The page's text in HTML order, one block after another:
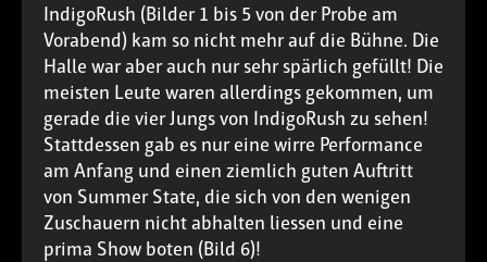
IndigoRush (Bilder 1 bis 5 von der Probe am
Vorabend) kam so nicht mehr auf die Bühne. Die
Halle war aber auch nur sehr spärlich gefüllt! Die
meisten Leute waren allerdings gekommen, um
gerade die vier Jungs von IndigoRush zu sehen!
Stattdessen gab es nur eine wirre Performance
am Anfang und einen ziemlich guten Auftritt
von Summer State, die sich von den wenigen
Zuschauern nicht abhalten liessen und eine
prima Show boten (Bild 6)!